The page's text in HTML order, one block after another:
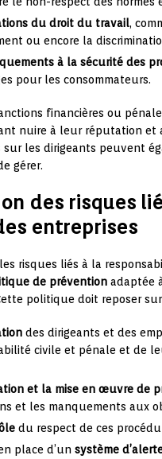
du droit du travail,
ou encore la
à la sécurité des
pour les consommateurs.
financières ou
nuire à leur réputation et
sur les dirigeants peuvent
gérer.
des risques
entreprises
risques liés à la
de prévention adaptée
politique doit reposer
des dirigeants et des
civile et pénale et de
et la mise en œuvre de
et les manquements aux
du respect de ces
place d’un système